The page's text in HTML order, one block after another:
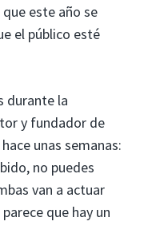
este año se
el público esté
durante la
y fundador de
unas semanas:
no puedes
van a actuar
que hay un